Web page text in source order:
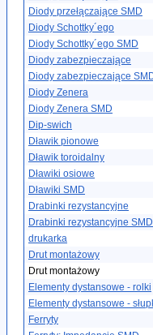
Diody przełączające SMD
Diody Schottky´ego
Diody Schottky´ego SMD
Diody zabezpieczające
Diody zabezpieczające
Diody Zenera
Diody Zenera SMD
Dip-swich
Dławik pionowe
Dławik toroidalny
Dławiki osiowe
Dławiki SMD
Drabinki rezystancyjne
Drabinki rezystancyjne SMD
drukarka
Drut montażowy
Drut montażowy
Elementy dystansowe - rolki
Elementy dystansowe -
Ferryty